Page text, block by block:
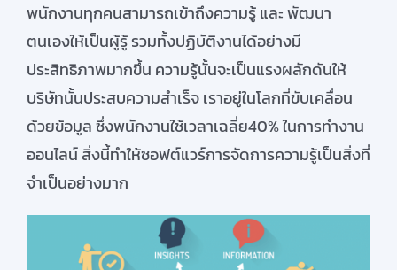
พนักงานทุกคนสามารถเข้าถึงความรู้ และ พัฒนา
ตนเองให้เป็นผู้รู้ รวมทั้งปฏิบัติงานได้อย่างมี
ประสิทธิภาพมากขึ้น ความรู้นั้นจะเป็นแรงผลักดันให้
บริษัทนั้นประสบความสําเร็จเราอยู่ในโลกที่ขับเคลื่อน
ด้วยข้อมูลซึ่งพนักงานใช้เวลาเฉลี่ย40%ในการทำงาน
ออนไลน์สิ่งนี้ทำให้ซอฟต์แวร์การจัดการความรู้เป็นสิ่งที่
จำเป็นอย่างมาก